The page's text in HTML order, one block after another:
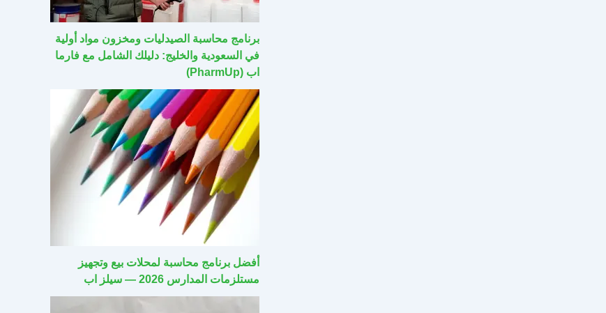
برنامج محاسبة الصيدليات ومخزون مواد أولية
في السعودية والخليج: دليلك الشامل مع فارما
اب (PharmUp)
أفضل برنامج محاسبة لمحلات بيع وتجهيز
مستلزمات المدارس 2026 — سيلز اب